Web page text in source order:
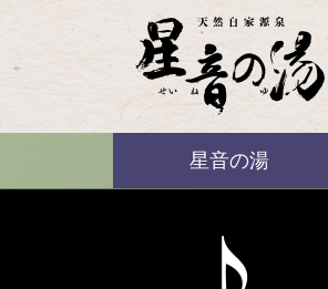
ばいえる
星音の湯